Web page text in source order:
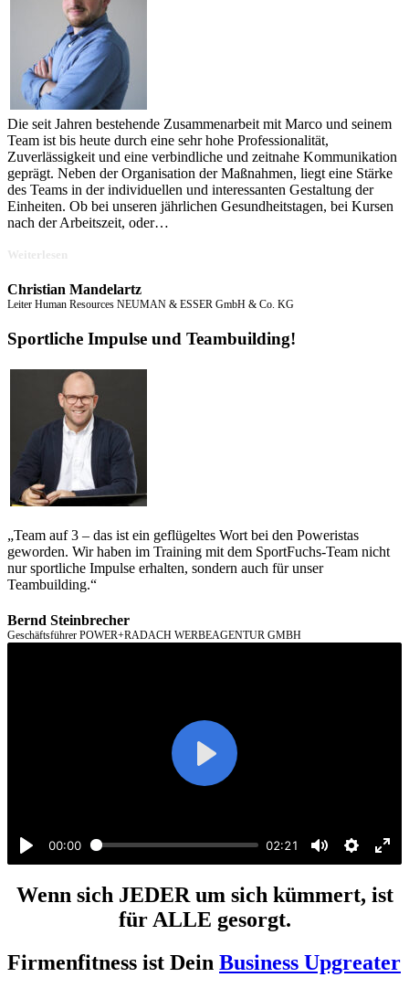
Die seit Jahren bestehende Zusammenarbeit mit Marco und seinem
Team ist bis heute durch eine sehr hohe Professionalität,
Zuverlässigkeit und eine verbindliche und zeitnahe Kommunikation
geprägt. Neben der Organisation der Maßnahmen, liegt eine Stärke
des Teams in der individuellen und interessanten Gestaltung der
Einheiten. Ob bei unseren jährlichen Gesundheitstagen, bei Kursen
nach der Arbeitszeit, oder…
sehr
gute
Christian Mandelartz
Leiter Human Resources NEUMAN & ESSER GmbH & Co. KG
Sportliche Impulse und Teambuilding!
„Team auf 3 – das ist ein geflügeltes Wort bei den Poweristas
geworden. Wir haben im Training mit dem SportFuchs-Team nicht
nur sportliche Impulse erhalten, sondern auch für unser
Teambuilding.“
Bernd Steinbrecher
Geschäftsführer POWER+RADACH WERBEAGENTUR GMBH
Play
00:00 02:21
MuteSettings
Play
Wenn sich JEDER um sich kümmert, ist
für ALLE gesorgt.
Firmenfitness ist Dein Business Upgreater